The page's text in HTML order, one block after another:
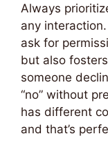
Always
any
ask for
but also
someone
“no” without
has different
and that’s